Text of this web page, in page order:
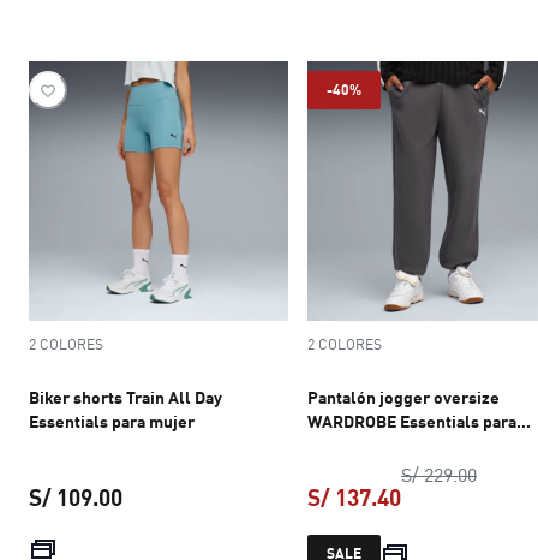
2 COLORES
Biker shorts Train All Day
Essentials para mujer
S/ 109.00
-40%
2 COLORES
Pantalón jogger oversize
WARDROBE Essentials para
S/ 229.00precio
S/ 137.40
precio actual
SALE